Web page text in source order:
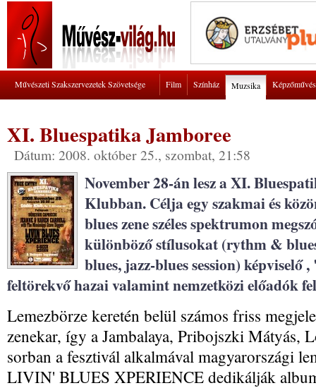
Művészeti Szakszervezetek Szövetsége Film Színház Muzsika
XI. Bluespatika Jamboree
Dátum: 2008. október 25., szombat, 21:58
November 28-án lesz a XI.
Klubban. Célja egy szakmai és
blues zene széles spektrumon
különböző stílusokat (rythm &
blues, jazz-blues session) képviselő
feltörekvő hazai valamint nemzetközi előadók
Lemezbörze keretén belül számos friss
zenekar, így a Jambalaya, Pribojszki Mátyás,
sorban a fesztivál alkalmával magyarországi
LIVIN' BLUES XPERIENCE dedikálják